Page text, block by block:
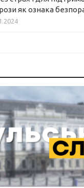
як ознака